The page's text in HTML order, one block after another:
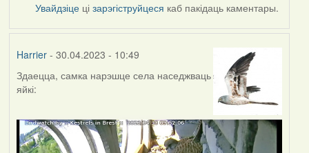
Увайдзіце цізарэгіструйцеся каб пакідаць каментары.
Harrier- 30.04.2023 - 10:49
Здаецца, самка нарэшце села наседжваць
яйкі: